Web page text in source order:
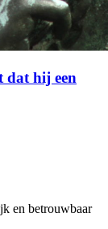
dat hij een
en betrouwbaar